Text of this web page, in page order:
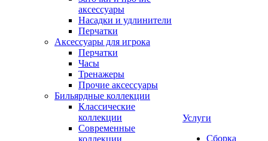
аксессуары
Насадки и удлинители
Перчатки
Аксессуары для игрока
Перчатки
Часы
Тренажеры
Прочие аксессуары
Бильярдные коллекции
Классические
коллекции
Современные
коллекции
Услуги
Сборка